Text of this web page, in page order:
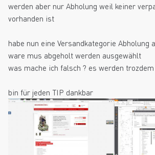
werden aber nur Abholung weil keiner
vorhanden ist
habe nun eine Versandkategorie Abholung
ware mus abgeholt werden ausgewählt
was mache ich falsch ? es werden
bin für jeden TIP dankbar